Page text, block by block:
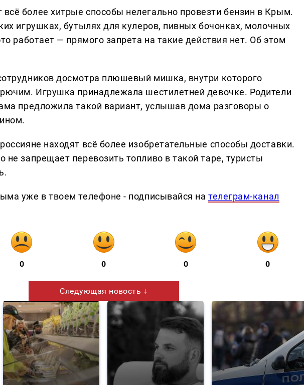
более хитрые способы нелегально провезти бензин в Крым.
игрушках, бутылях для кулеров, пивных бочонках, молочных
работает — прямого запрета на такие действия нет. Об этом
досмотра плюшевый мишка, внутри которого
Игрушка принадлежала шестилетней девочке. Родители
предложила такой вариант, услышав дома разговоры о
находят всё более изобретательные способы доставки.
не запрещает перевозить топливо в такой таре, туристы
уже в твоем телефоне - подписывайся нателеграм-канал
0 0 0 0
Следующая новость ↓